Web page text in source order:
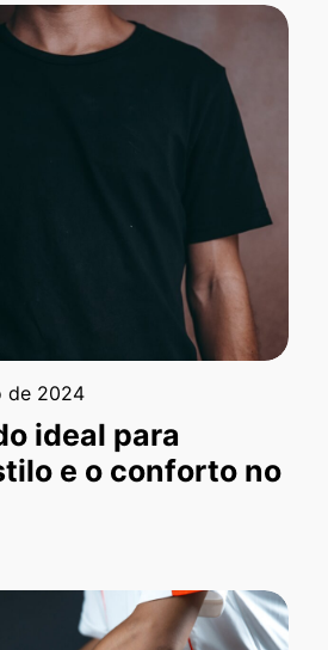
de 2024
ideal para
e o conforto no